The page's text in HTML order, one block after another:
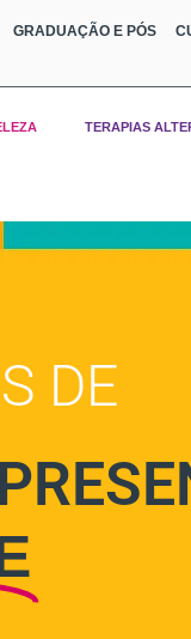
GRADUAÇÃO E PÓS
TERAPIAS
DE